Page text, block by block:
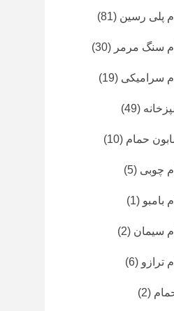
پلی رسین (81)
سنگ مرمر (30)
سرامیکی (19)
(49)
حمام (10)
چوبی (5)
بامبو (1)
سیمان (2)
ترازو (6)
(2)